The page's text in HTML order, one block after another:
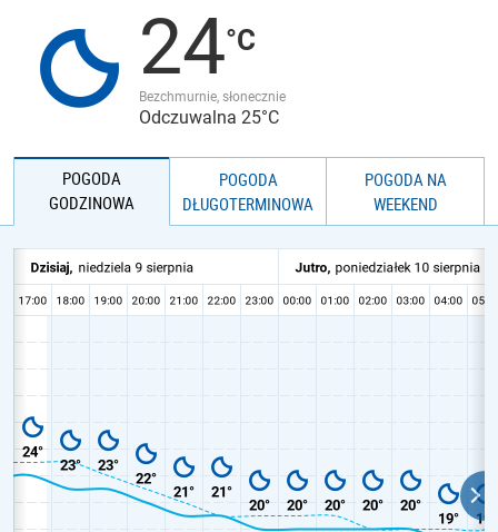
JAKOŚĆ POWIETRZA24
Bezchmurnie, słonecznie
Odczuwalna 25°C
POGODA
GODZINOWA
POGODA
DŁUGOTERMINOWA
POGODA NA
WEEKEND